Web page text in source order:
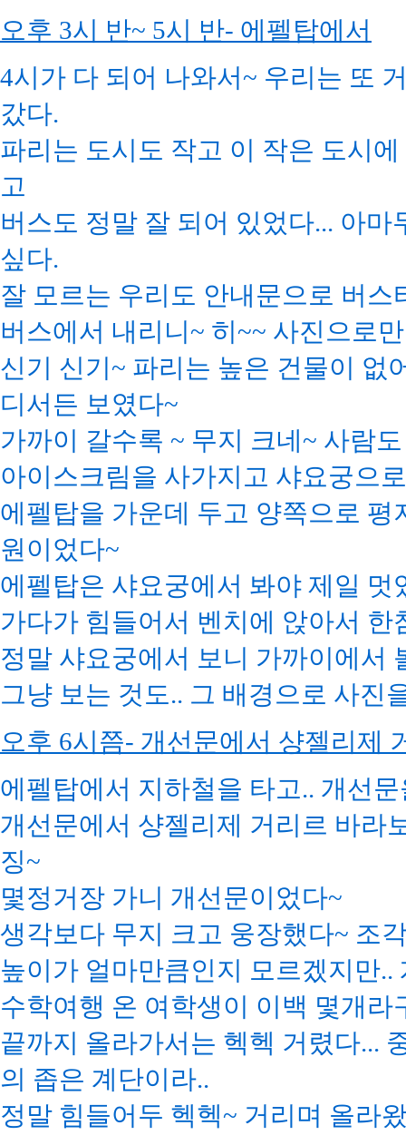
오후 3시 반~ 5시 반- 에펠탑에서
4시가 다 되어 나와서~ 우리는 또
갔다.
파리는 도시도 작고 이 작은 도시
고
버스도 정말 잘 되어 있었다... 아
싶다.
잘 모르는 우리도 안내문으로 버
버스에서 내리니~ 히~~ 사진으로
신기 신기~ 파리는 높은 건물이 없
디서든 보였다~
가까이 갈수록 ~ 무지 크네~ 사람
아이스크림을 사가지고 샤요궁으
에펠탑을 가운데 두고 양쪽으로
원이었다~
에펠탑은 샤요궁에서 봐야 제일
가다가 힘들어서 벤치에 앉아서 한
정말 샤요궁에서 보니 가까이에서
그냥 보는 것도.. 그 배경으로 사진
오후 6시쯤- 개선문에서 샹젤리제
에펠탑에서 지하철을 타고.. 개선
개선문에서 샹젤리제 거리르 바라
징~
몇정거장 가니 개선문이었다~
생각보다 무지 크고 웅장했다~ 조
높이가 얼마만큼인지 모르겠지만
수학여행 온 여학생이 이백 몇개라
끝까지 올라가서는 헥헥 거렸다...
의 좁은 계단이라..
정말 힘들어두 헥헥~ 거리며 올라